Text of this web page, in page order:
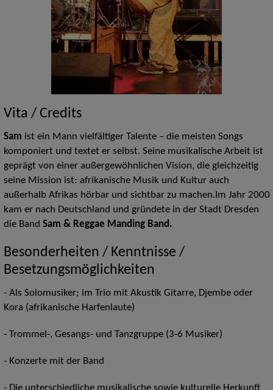
Vita / Credits
Sam ist ein Mann vielfältiger Talente – die meisten Songs
komponiert und textet er selbst. Seine musikalische Arbeit ist
geprägt von einer außergewöhnlichen Vision, die gleichzeitig
seine Mission ist: afrikanische Musik und Kultur auch
außerhalb Afrikas hörbar und sichtbar zu machen.Im Jahr 2000
kam er nach Deutschland und gründete in der Stadt Dresden
die Band Sam & Reggae Manding Band.
Besonderheiten / Kenntnisse /
Besetzungsmöglichkeiten
- Als Solomusiker; im Trio mit Akustik Gitarre, Djembe oder
Kora (afrikanische Harfenlaute)
- Trommel-, Gesangs- und Tanzgruppe (3-6 Musiker)
- Konzerte mit der Band